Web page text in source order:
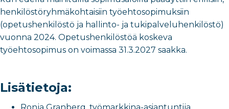
henkilöstöryhmäkohtaisiin työehtosopimuksiin
(opetushenkilöstö ja hallinto- ja tukipalveluhenkilöstö)
vuonna 2024. Opetushenkilöstöä koskeva
työehtosopimus on voimassa 31.3.2027 saakka.
Lisätietoja: